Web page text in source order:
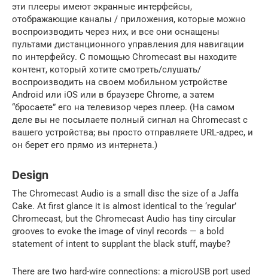
эти плееры имеют экранные интерфейсы,
отображающие каналы / приложения, которые можно
воспроизводить через них, и все они оснащены
пультами дистанционного управления для навигации
по интерфейсу. С помощью Chromecast вы находите
контент, который хотите смотреть/слушать/
воспроизводить на своем мобильном устройстве
Android или iOS или в браузере Chrome, а затем
“бросаете” его на телевизор через плеер. (На самом
деле вы не посылаете полный сигнал на Chromecast с
вашего устройства; вы просто отправляете URL-адрес, и
он берет его прямо из интернета.)
Design
The Chromecast Audio is a small disc the size of a Jaffa
Cake. At first glance it is almost identical to the ‘regular’
Chromecast, but the Chromecast Audio has tiny circular
grooves to evoke the image of vinyl records — a bold
statement of intent to supplant the black stuff, maybe?
There are two hard-wire connections: a microUSB port used